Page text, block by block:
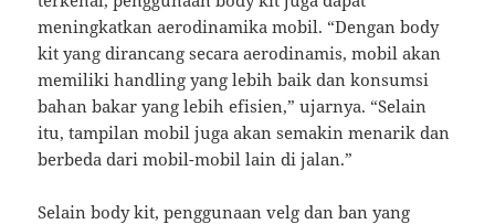
meningkatkan aerodinamika mobil. “Dengan body
kit yang dirancang secara aerodinamis, mobil akan
memiliki handling yang lebih baik dan konsumsi
bahan bakar yang lebih efisien,” ujarnya. “Selain
itu, tampilan mobil juga akan semakin menarik dan
berbeda dari mobil-mobil lain di jalan.”
Selain body kit, penggunaan velg dan ban yang